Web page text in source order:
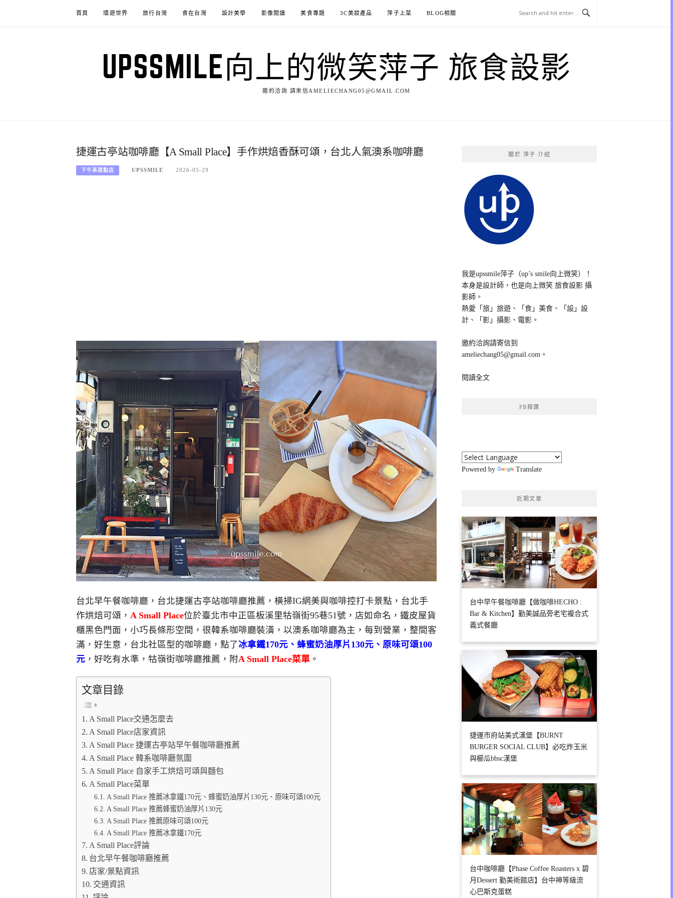
首頁 環遊世界 旅行台灣 食在台灣 設計美學 影像閱讀 美食專題 3C美妝產品 萍子上菜 BLOG相關
UPSSMILE向上的微笑萍子 旅食設影
邀約洽詢 請來信AMELIECHANG05@GMAIL.COM
捷運古亭站咖啡廳【A Small Place】手作烘焙香酥可頌，台北人氣澳系咖啡廳
下午茶甜點店 UPSSMILE 2026-05-29
台北早午餐咖啡廳，台北捷運古亭站咖啡廳推薦，橫掃IG網美與咖啡控打卡景點，台北手
作烘焙可頌， A Small Place位於臺北市中正區板溪里牯嶺街95巷51號，店如命名，鐵皮屋貨
櫃黑色門面，小巧長條形空間，很韓系咖啡廳裝潢，以澳系咖啡廳為主，每到營業，整間客
滿，好生意，台北社區型的咖啡廳，點了冰拿鐵170元、蜂蜜奶油厚片130元、原味可頌100
元 ，好吃有水準，牯嶺街咖啡廳推薦，附A Small Place菜單 。
文章目錄
A Small Place交通怎麼去
A Small Place店家資訊
A Small Place 捷運古亭站早午餐咖啡廳推薦
A Small Place 韓系咖啡廳氛圍
A Small Place 自家手工烘焙可頌與麵包
A Small Place菜單
A Small Place 推薦冰拿鐵170元、蜂蜜奶油厚片130元、原味可頌100元
A Small Place 推薦蜂蜜奶油厚片130元
A Small Place 推薦原味可頌100元
A Small Place 推薦冰拿鐵170元
A Small Place評論
台北早午餐咖啡廳推薦
店家/景點資訊
交通資訊
關於 萍子 介紹
我是upssmile萍子（up’s smile向上微笑）！
本身是設計師，也是向上微笑 旅食設影 攝
影師。
熱愛「旅」旅遊、「食」美食、「設」設
計、「影」攝影、電影。
邀約洽詢請寄信到
ameliechang05@gmail.com。
閱讀全文
FB按讚
Powered by Translate
近期文章
台中早午餐咖啡廳【做咖啡HECHO :
Bar & Kitchen】勤美誠品旁老宅複合式
義式餐廳
捷運市府站美式漢堡【BURNT
BURGER SOCIAL CLUB】必吃炸玉米
與櫛瓜bbsc漢堡
台中咖啡廳【Phase Coffee Roasters x 碧
月Dessert 勤美術館店】台中神等級流
心巴斯克蛋糕